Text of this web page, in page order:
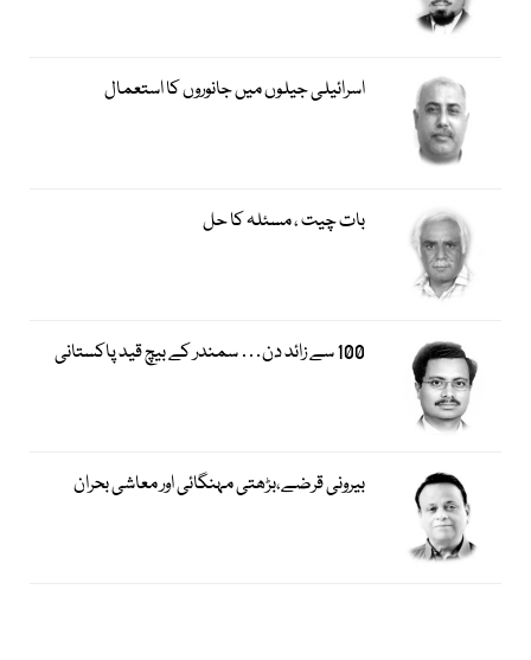
اسرائیلی جیلوں میں جانوروں کا استعمال
بات چیت ، مسئلہ کا حل
100 سے زائد دن… سمندر کے بیچ قید پاکستانی
بیرونی قرضے،بڑھتی مہنگائی اور معاشی بحران